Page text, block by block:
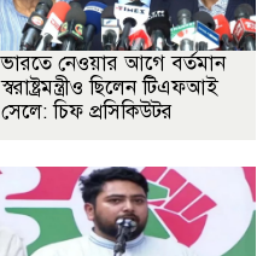
ভারতে নেওয়ার আগে বর্তমান
স্বরাষ্ট্রমন্ত্রীও ছিলেন টিএফআই
সেলে: চিফ প্রসিকিউটর